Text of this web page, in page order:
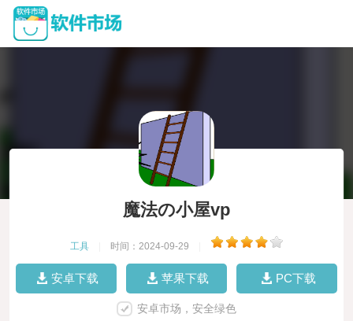
魔法の小屋vp
工具 时间：2024-09-29
安卓下载 苹果下载 PC下载
安卓市场，安全绿色